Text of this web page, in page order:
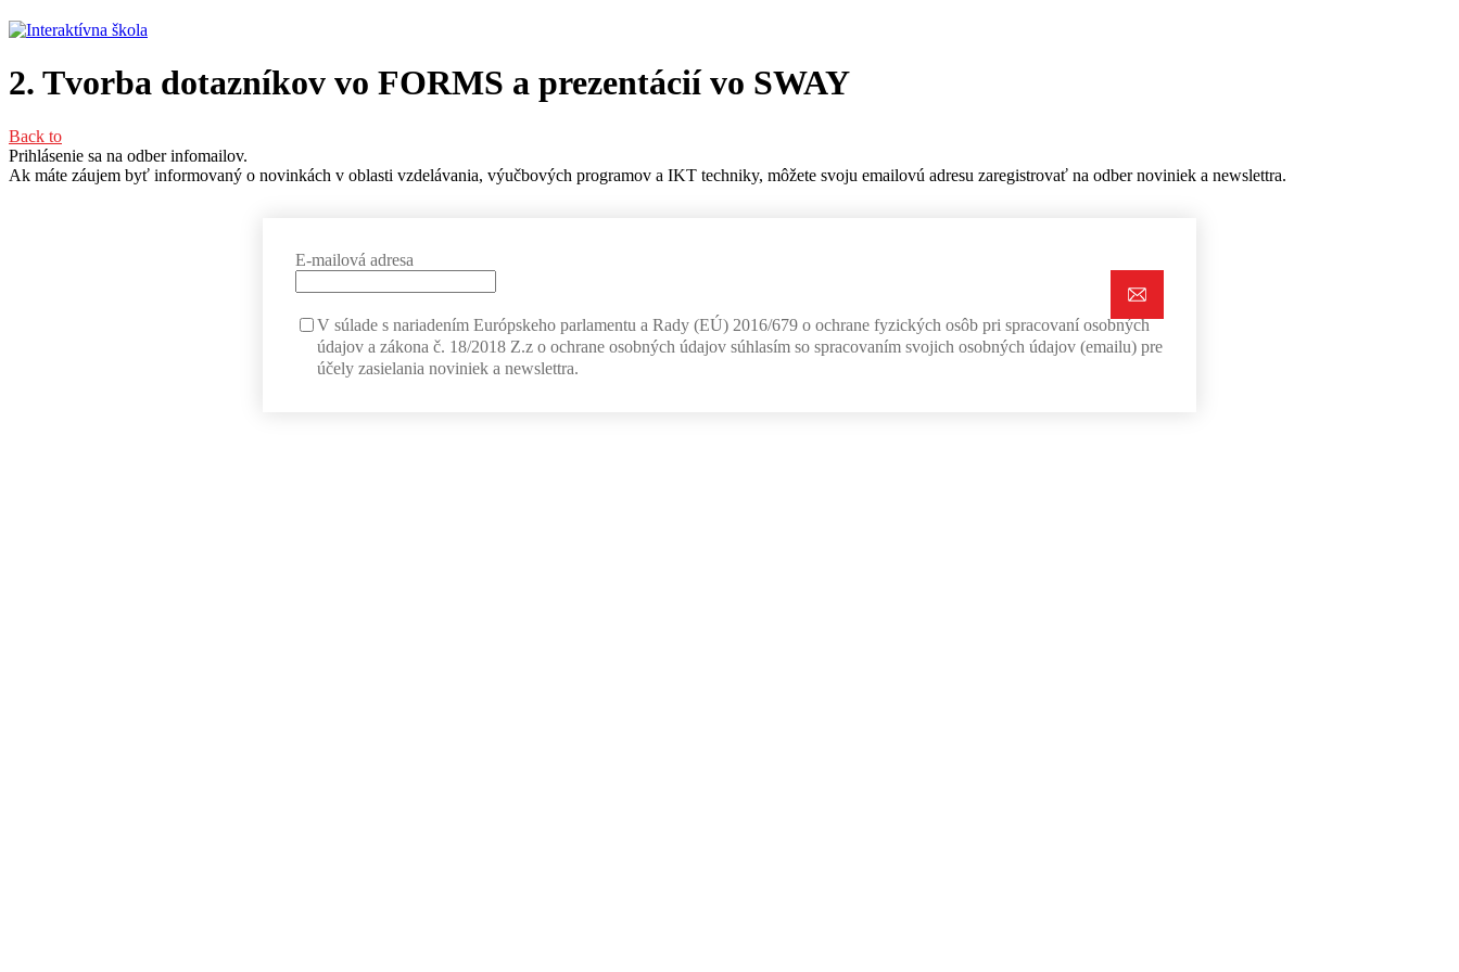
2. Tvorba dotazníkov vo FORMS a prezentácií vo SWAY
Back to
Prihlásenie sa na odber infomailov.
Ak máte záujem byť informovaný o novinkách v oblasti vzdelávania, výučbových programov a IKT techniky, môžete svoju emailovú adresu zaregistrovať na odber noviniek a newslettra.
E-mailová adresa
V súlade s nariadením Európskeho parlamentu a Rady (EÚ) 2016/679 o ochrane fyzických osôb pri spracovaní osobných
údajov a zákona č. 18/2018 Z.z o ochrane osobných údajov súhlasím so spracovaním svojich osobných údajov (emailu) pre
účely zasielania noviniek a newslettra.